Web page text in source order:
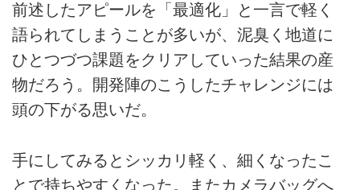
前述したアピールを「最適化」と一言で軽く
語られてしまうことが多いが、泥臭く地道に
ひとつづつ課題をクリアしていった結果の産
物だろう。開発陣のこうしたチャレンジには
頭の下がる思いだ。
手にしてみるとシッカリ軽く、細くなったこ
とで持ちやすくなった。またカメラバッグへ